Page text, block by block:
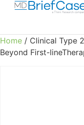
Home / Clinical Type
Beyond First-